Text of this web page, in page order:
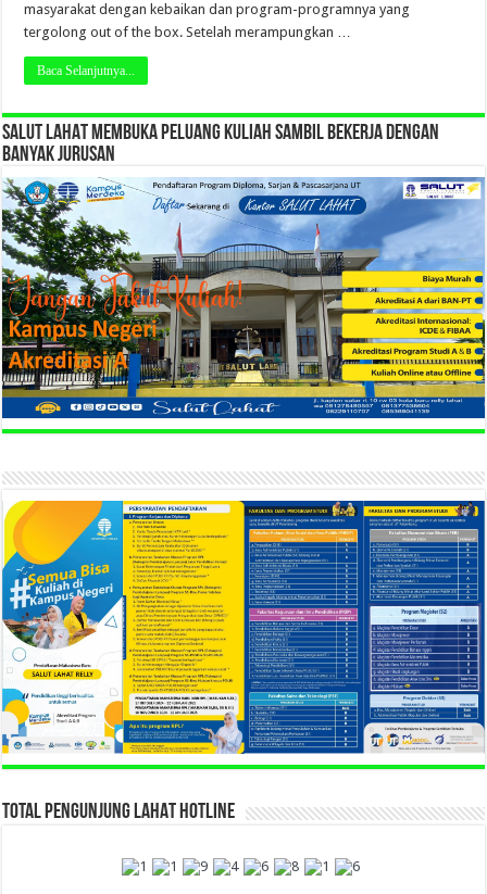
masyarakat dengan kebaikan dan program-programnya yang
tergolong out of the box. Setelah merampungkan …
Baca Selanjutnya...
SALUT LAHAT MEMBUKA PELUANG KULIAH SAMBIL BEKERJA DENGAN
BANYAK JURUSAN
TOTAL PENGUNJUNG LAHAT HOTLINE